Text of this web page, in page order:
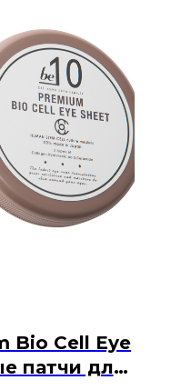
Bio Cell Eye
патчи для